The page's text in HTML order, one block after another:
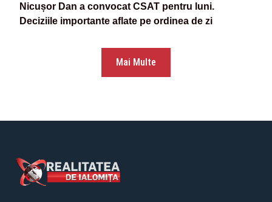
Nicușor Dan a convocat CSAT pentru luni.
Deciziile importante aflate pe ordinea de zi
Mai Multe